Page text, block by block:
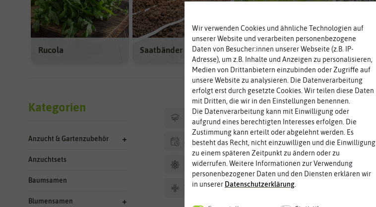
Rucola Saatbänder & -platten Salbei Thymian
Mehr anzeigen
Kategorien
Anzucht & Gartenzubehör
Anzuchtsets
Baumsamen
Blumensamen
Hersteller
Aussaat Haus Aussaat
Blütezeit Blütenfarbe
Winterhart
Wir verwenden Cookies und ähnliche Technologien auf
unserer Website und verarbeiten personenbezogene
Daten von Besucher:innen unserer Webseite (z.B. IP-
Adresse), um z.B. Inhalte und Anzeigen zu personalisieren,
Medien von Drittanbietern einzubinden oder Zugriffe auf
unsere Website zu analysieren. Die Datenverarbeitung
erfolgt erst durch gesetzte Cookies. Wir teilen diese Daten
mit Dritten, die wir in den Einstellungen benennen.
Die Datenverarbeitung kann mit Einwilligung oder
aufgrund eines berechtigten Interesses erfolgen. Die
Zustimmung kann erteilt oder abgelehnt werden. Es
besteht das Recht, nicht einzuwilligen und die Einwilligung
zu einem späteren Zeitpunkt zu ändern oder zu
widerrufen. Weitere Informationen zur Verwendung
personenbezogener Daten und den Diensten erklären wir
in unserer Daten­schutz­erklärung